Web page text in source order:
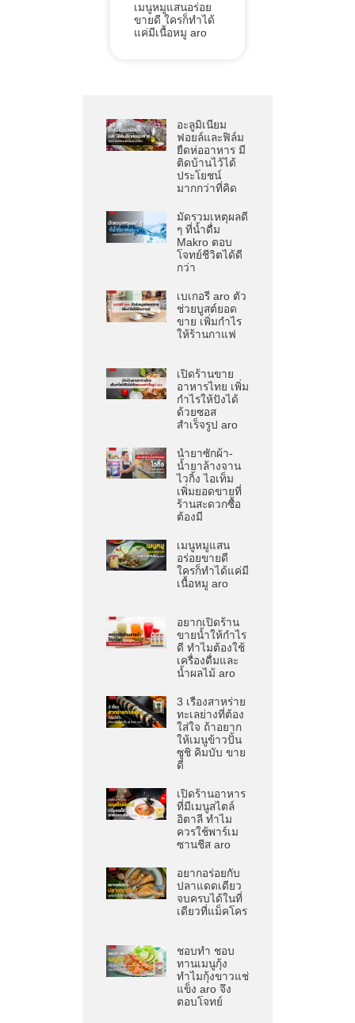
เมนูหมูแสนอร่อย
ขายดี ใครก็ทำได้
แค่มีเนื้อหมู aro
อะลูมิเนียม
ฟอยล์และฟิล์ม
ยืดห่ออาหาร มี
ติดบ้านไว้ได้
ประโยชน์
มากกว่าที่คิด
มัดรวมเหตุผลดี
ๆ ที่น้ำดื่ม
Makro ตอบ
โจทย์ชีวิตได้ดี
กว่า
เบเกอรี aro ตัว
ช่วยบูสต์ยอด
ขาย เพิ่มกำไร
ให้ร้านกาแฟ
เปิดร้านขาย
อาหารไทย เพิ่ม
กำไรให้ปังได้
ด้วยซอส
สำเร็จรูป aro
น้ำยาซักผ้า-
น้ำยาล้างจาน
ไวกิ้ง ไอเท็ม
เพิ่มยอดขายที่
ร้านสะดวกซื้อ
ต้องมี
เมนูหมูแสน
อร่อยขายดี
ใครก็ทำได้แค่มี
เนื้อหมู aro
อยากเปิดร้าน
ขายน้ำให้กำไร
ดี ทำไมต้องใช้
เครื่องดื่มและ
น้ำผลไม้ aro
3 เรื่องสาหร่าย
ทะเลย่างที่ต้อง
ใส่ใจ ถ้าอยาก
ให้เมนูข้าวปั้น
ซูชิ คิมบับ ขาย
ดี
เปิดร้านอาหาร
ที่มีเมนูสไตล์
อิตาลี ทำไม
ควรใช้พาร์เม
ซานชีส aro
อยากอร่อยกับ
ปลาแดดเดียว
จบครบได้ในที่
เดียวที่แม็คโคร
ชอบทำ ชอบ
ทานเมนูกุ้ง
ทำไมกุ้งขาวแช่
แข็ง aro จึง
ตอบโจทย์